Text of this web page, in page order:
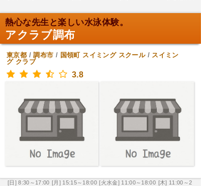
熱心な先生と楽しい水泳体験。
アクラブ調布
東京都 /調布市 / 国領町 スイミング スクール/ スイミン
グ クラブ
3.8
[日] 8:30～17:00 [月] 15:15～18:00 [火水金] 11:00～18:00 [木] 11:00～2